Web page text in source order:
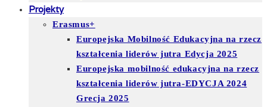
Projekty
Erasmus+
Europejska Mobilność Edukacyjna na rzecz
kształcenia liderów jutra Edycja 2025
Europejska mobilność edukacyjna na rzecz
kształcenia liderów jutra-EDYCJA 2024
Grecja 2025